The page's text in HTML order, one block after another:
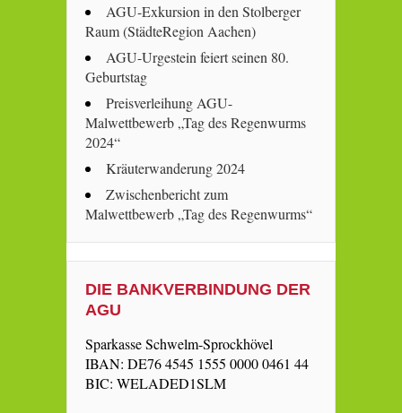
AGU-Exkursion in den Stolberger
Raum (StädteRegion Aachen)
AGU-Urgestein feiert seinen 80.
Geburtstag
Preisverleihung AGU-
Malwettbewerb „Tag des Regenwurms
2024“
Kräuterwanderung 2024
Zwischenbericht zum
Malwettbewerb „Tag des Regenwurms“
DIE BANKVERBINDUNG DER
AGU
Sparkasse Schwelm-Sprockhövel
IBAN: DE76 4545 1555 0000 0461 44
BIC: WELADED1SLM